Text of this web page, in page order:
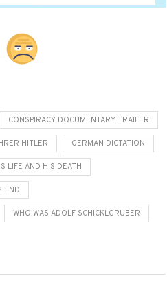
CONSPIRACY DOCUMENTARY TRAILER
HITLER GERMAN DICTATION
LIFE AND HIS DEATH
END
WHO WAS ADOLF SCHICKLGRUBER